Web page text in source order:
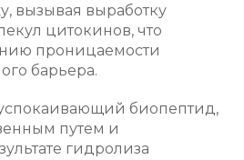
вызывая выработку
цитокинов, что
проницаемости
барьера.
биопептид,
путем и
гидролиза